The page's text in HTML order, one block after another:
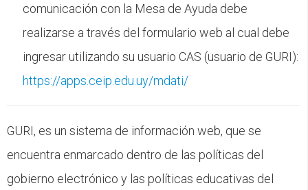
Documentos
CFP
comunicación con la Mesa de Ayuda debe
realizarse a través del formulario web al cual debe
ingresar utilizando su usuario CAS (usuario de GURI):
https://apps.ceip.edu.uy/mdati/
GURI, es un sistema de información web, que se
encuentra enmarcado dentro de las políticas del
gobierno electrónico y las políticas educativas del